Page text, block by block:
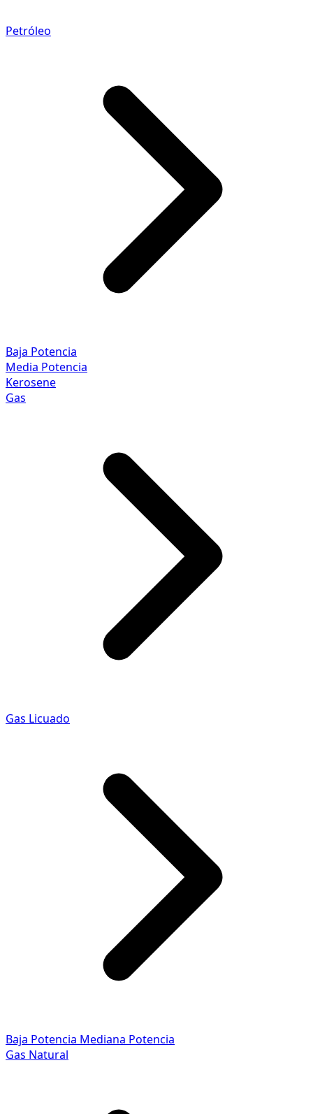
Petróleo
Baja Potencia
Media Potencia
Kerosene
Gas
Gas Licuado
Baja Potencia Mediana Potencia
Gas Natural